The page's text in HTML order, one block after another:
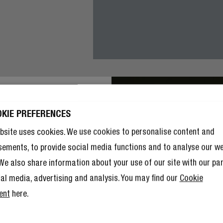
PREFERENCES
uses cookies. We use cookies to personalise content and
to provide social media functions and to analyse our
also share information about your use of our site with our
media, advertising and analysis. You may find our Cookie
here.
SUR
PROCHAINE
!
si 10 % de réduction ne suffisaient
membre du Rebel Club signifie
que vous bénéficierez de
autres avantages.
En savoir plus